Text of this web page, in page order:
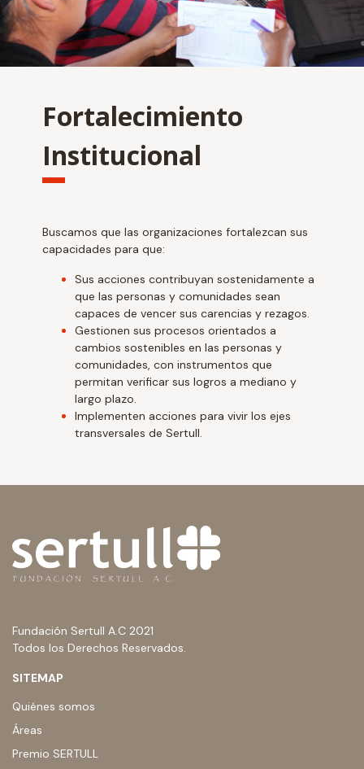
Fortalecimiento
Institucional
Buscamos que las organizaciones fortalezcan sus
capacidades para que:
Sus acciones contribuyan sostenidamente a
que las personas y comunidades sean
capaces de vencer sus carencias y rezagos.
Gestionen sus procesos orientados a
cambios sostenibles en las personas y
comunidades, con instrumentos que
permitan verificar sus logros a mediano y
largo plazo.
Implementen acciones para vivir los ejes
transversales de Sertull.
Fundación Sertull A.C 2021
Todos los Derechos Reservados.
SITEMAP
Quiénes somos
Áreas
Premio SERTULL